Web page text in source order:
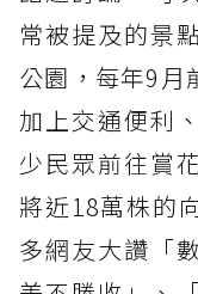
常被提及的景
公園，每年9月
加上交通便利
少民眾前往賞
將近18萬株的
多網友大讚「